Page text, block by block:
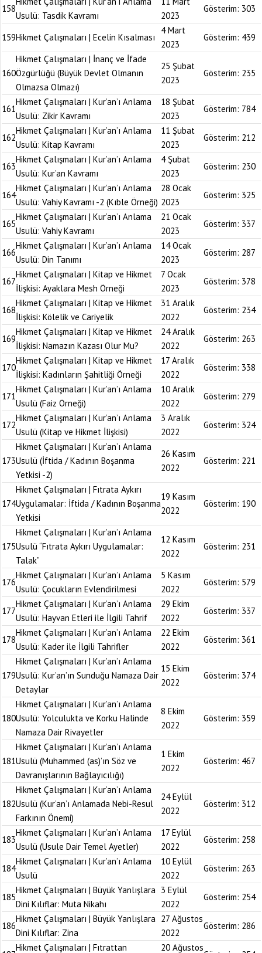
158
Usulü: Tasdik Kavramı
2023
Gösterim: 303
159Hikmet Çalışmaları | Ecelin Kısalması
4 Mart
2023
Gösterim: 439
160
Hikmet Çalışmaları | İnanç ve İfade
Özgürlüğü (Büyük Devlet Olmanın
Olmazsa Olmazı)
25 Şubat
2023
Gösterim: 235
161
Hikmet Çalışmaları | Kur’an’ı Anlama
Usulü: Zikir Kavramı
18 Şubat
2023
Gösterim: 784
162
Hikmet Çalışmaları | Kur’an’ı Anlama
Usulü: Kitap Kavramı
11 Şubat
2023
Gösterim: 212
163
Hikmet Çalışmaları | Kur’an’ı Anlama
Usulü: Kur’an Kavramı
4 Şubat
2023
Gösterim: 230
164
Hikmet Çalışmaları | Kur’an’ı Anlama
Usulü: Vahiy Kavramı -2 (Kıble Örneği)
28 Ocak
2023
Gösterim: 325
165
Hikmet Çalışmaları | Kur’an’ı Anlama
Usulü: Vahiy Kavramı
21 Ocak
2023
Gösterim: 337
166
Hikmet Çalışmaları | Kur’an’ı Anlama
Usulü: Din Tanımı
14 Ocak
2023
Gösterim: 287
167
Hikmet Çalışmaları | Kitap ve Hikmet
İlişkisi: Ayaklara Mesh Örneği
7 Ocak
2023
Gösterim: 378
168
Hikmet Çalışmaları | Kitap ve Hikmet
İlişkisi: Kölelik ve Cariyelik
31 Aralık
2022
Gösterim: 234
169
Hikmet Çalışmaları | Kitap ve Hikmet
İlişkisi: Namazın Kazası Olur Mu?
24 Aralık
2022
Gösterim: 263
170
Hikmet Çalışmaları | Kitap ve Hikmet
İlişkisi: Kadınların Şahitliği Örneği
17 Aralık
2022
Gösterim: 338
171
Hikmet Çalışmaları | Kur’an’ı Anlama
Usulü (Faiz Örneği)
10 Aralık
2022
Gösterim: 279
172
Hikmet Çalışmaları | Kur’an’ı Anlama
Usulü (Kitap ve Hikmet İlişkisi)
3 Aralık
2022
Gösterim: 324
173
Hikmet Çalışmaları | Kur’an’ı Anlama
Usulü (İftida / Kadının Boşanma
Yetkisi -2)
26 Kasım
2022
Gösterim: 221
174
Hikmet Çalışmaları | Fıtrata Aykırı
Uygulamalar: İftida / Kadının Boşanma
Yetkisi
19 Kasım
2022
Gösterim: 190
175
Hikmet Çalışmaları | Kur’an’ı Anlama
Usulü “Fıtrata Aykırı Uygulamalar:
Talak”
12 Kasım
2022
Gösterim: 231
176
Hikmet Çalışmaları | Kur’an’ı Anlama
Usulü: Çocukların Evlendirilmesi
5 Kasım
2022
Gösterim: 579
177
Hikmet Çalışmaları | Kur’an’ı Anlama
Usulü: Hayvan Etleri ile İlgili Tahrif
29 Ekim
2022
Gösterim: 337
178
Hikmet Çalışmaları | Kur’an’ı Anlama
Usulü: Kader ile İlgili Tahrifler
22 Ekim
2022
Gösterim: 361
179
Hikmet Çalışmaları | Kur’an’ı Anlama
Usulü: Kur’an’ın Sunduğu Namaza Dair
Detaylar
15 Ekim
2022
Gösterim: 374
180
Hikmet Çalışmaları | Kur’an’ı Anlama
Usulü: Yolculukta ve Korku Halinde
Namaza Dair Rivayetler
8 Ekim
2022
Gösterim: 359
181
Hikmet Çalışmaları | Kur’an’ı Anlama
Usulü (Muhammed (as)’ın Söz ve
Davranışlarının Bağlayıcılığı)
1 Ekim
2022
Gösterim: 467
182
Hikmet Çalışmaları | Kur’an’ı Anlama
Usulü (Kur’an’ı Anlamada Nebi-Resul
Farkının Önemi)
24 Eylül
2022
Gösterim: 312
183
Hikmet Çalışmaları | Kur’an’ı Anlama
Usulü (Usule Dair Temel Ayetler)
17 Eylül
2022
Gösterim: 258
184
Hikmet Çalışmaları | Kur’an’ı Anlama
Usulü
10 Eylül
2022
Gösterim: 263
185
Hikmet Çalışmaları | Büyük Yanlışlara
Dini Kılıflar: Muta Nikahı
3 Eylül
2022
Gösterim: 254
186
Hikmet Çalışmaları | Büyük Yanlışlara
Dini Kılıflar: Zina
27 Ağustos
2022
Gösterim: 286
Hikmet Çalışmaları | Fıtrattan 20 Ağustos